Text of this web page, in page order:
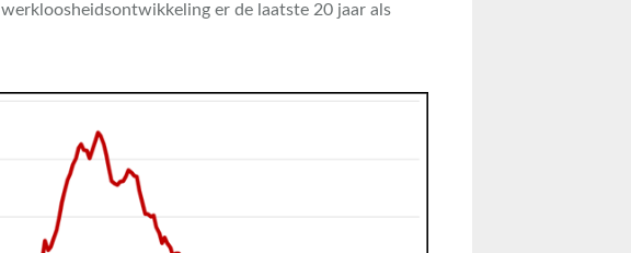
er de laatste 20 jaar als